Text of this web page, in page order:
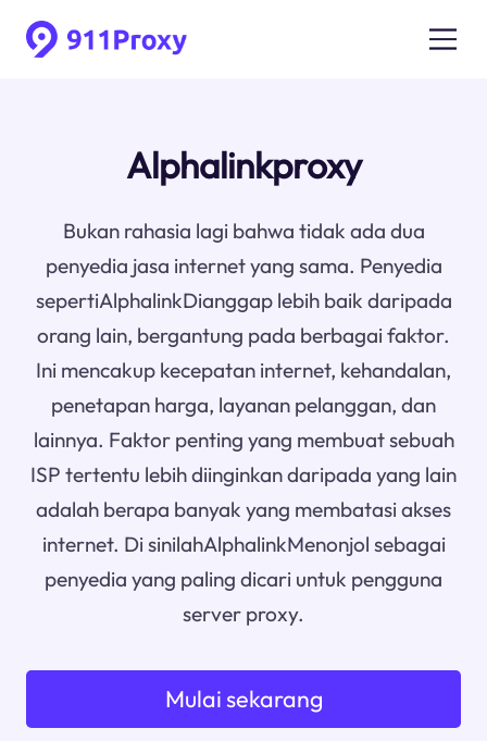
Alphalinkproxy
Bukan rahasia lagi bahwa tidak ada dua
penyedia jasa internet yang sama. Penyedia
sepertiAlphalinkDianggap lebih baik daripada
orang lain, bergantung pada berbagai faktor.
Ini mencakup kecepatan internet, kehandalan,
penetapan harga, layanan pelanggan, dan
lainnya. Faktor penting yang membuat sebuah
ISP tertentu lebih diinginkan daripada yang lain
adalah berapa banyak yang membatasi akses
internet. Di sinilahAlphalinkMenonjol sebagai
penyedia yang paling dicari untuk pengguna
server proxy.
Mulai sekarang